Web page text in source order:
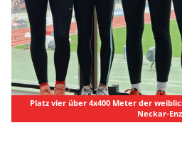
Platz vier über 4x400 Meter der
Neckar-Enz